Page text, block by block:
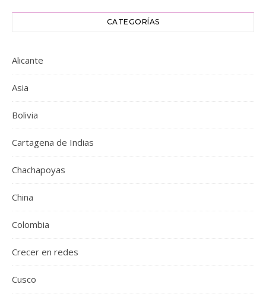
CATEGORÍAS
Alicante
Asia
Bolivia
Cartagena de Indias
Chachapoyas
China
Colombia
Crecer en redes
Cusco